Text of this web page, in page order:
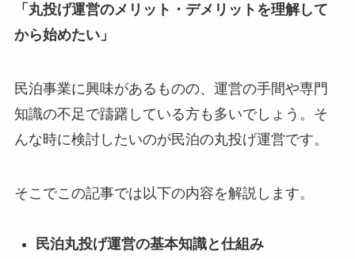
「丸投げ運営のメリット・デメリットを理解して
から始めたい」
民泊事業に興味があるものの、運営の手間や専門
知識の不足で躊躇している方も多いでしょう。そ
んな時に検討したいのが民泊の丸投げ運営です。
そこでこの記事では以下の内容を解説します。
民泊丸投げ運営の基本知識と仕組み